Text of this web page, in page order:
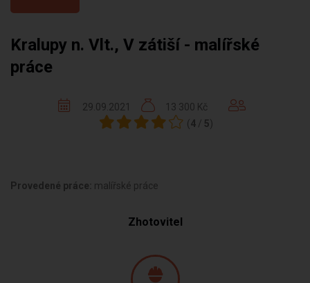
Kralupy n. Vlt., V zátiší - malířské
práce
29.09.2021
13 300 Kč
( 4 / 5)
Provedené práce: malířské práce
Zhotovitel